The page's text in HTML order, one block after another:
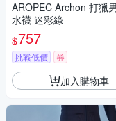
AROPEC Archon 打獵
水襪 迷彩綠
$757
挑戰低價 券
加入購物車